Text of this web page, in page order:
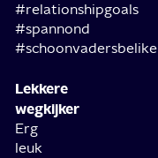
#relationshipgoals
#spannond
#schoonvadersbelike
Lekkere
wegkijker
Erg
leuk